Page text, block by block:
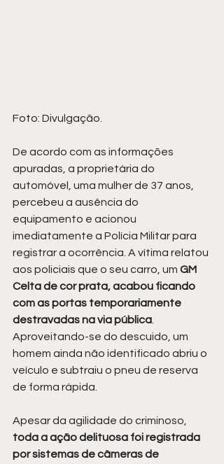
Foto: Divulgação.
De acordo com as informações
apuradas, a proprietária do
automóvel, uma mulher de 37 anos,
percebeu a ausência do
equipamento e acionou
imediatamente a Polícia Militar para
registrar a ocorrência. A vítima relatou
aos policiais que o seu carro, um GM
Celta de cor prata, acabou ficando
com as portas temporariamente
destravadas na via pública
Aproveitando-se do descuido, um
homem ainda não identificado abriu o
veículo e subtraiu o pneu de reserva
de forma rápida.
Apesar da agilidade do criminoso,
toda a ação delituosa foi registrada
por sistemas de câmeras de